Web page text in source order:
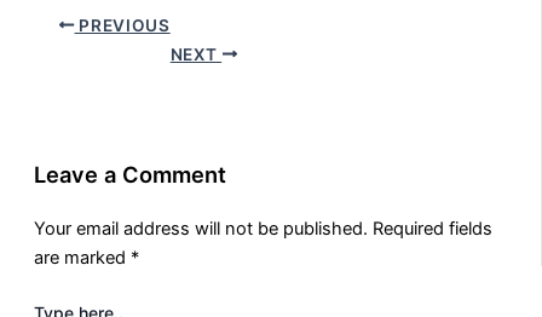
PREVIOUS
NEXT
Leave a Comment
Your email address will not be published. Required fields
are marked *